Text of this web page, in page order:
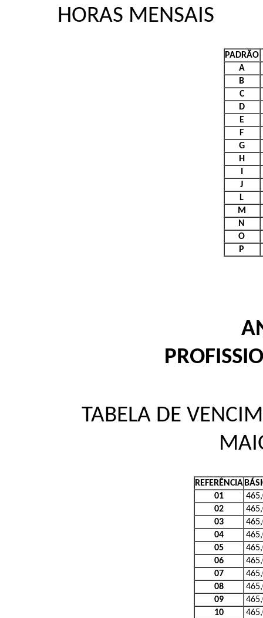
HORAS MENSAIS
PADRÃO
A
B
C
D
E
F
G
H
J
L
M
N
O
P
TABELA DE
REFERÊNCIA
01
02
03
04
05
06
07
08
09
10